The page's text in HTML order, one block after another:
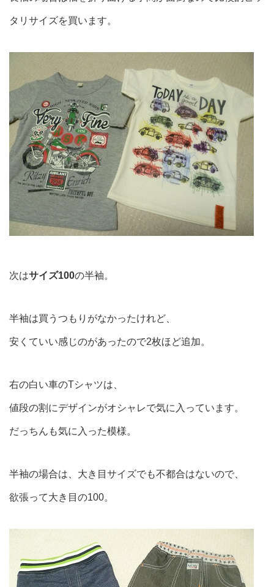
タリサイズを買います。
次はサイズ100の半袖。
半袖は買うつもりがなかったけれど、
安くていい感じのがあったので2枚ほど追加。
右の白い車のTシャツは、
値段の割にデザインがオシャレで気に入っています。
だっちんも気に入った模様。
半袖の場合は、大き目サイズでも不都合はないので、
欲張って大き目の100。